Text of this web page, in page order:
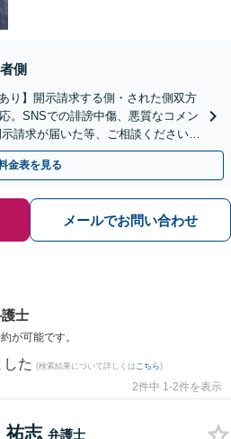
側
り】開示請求する側・された側双方
。SNSでの誹謗中傷、悪質なコメン
請求が届いた等、ご相談ください
千葉中央駅4分】
金表を見る
メールでお問い合わせ
士
が可能です。
た (検索結果について詳しくは こちら)
2件中 1-2件を表示
祐志 弁護士